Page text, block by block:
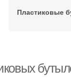
Пластиковые